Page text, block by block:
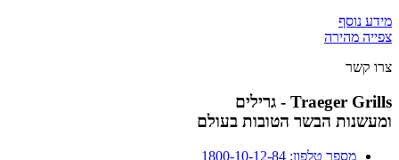
מידע נוסף
צפייה מהירה
צרו קשר
Traeger Grills - גרילים
ומעשנות הבשר הטובות בעולם
מספר טלפון: 1800-10-12-84